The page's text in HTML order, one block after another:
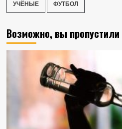
УЧЁНЫЕ ФУТБОЛ
Возможно, вы пропустили